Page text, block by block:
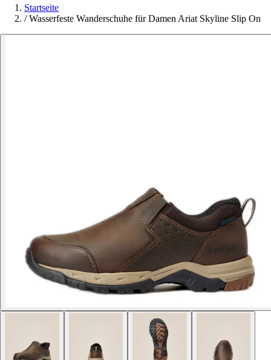
Startseite
/ Wasserfeste Wanderschuhe für Damen Ariat Skyline Slip On